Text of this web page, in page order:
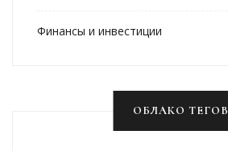
Финансы и инвестиции
ОБЛАКО ТЕГОВ